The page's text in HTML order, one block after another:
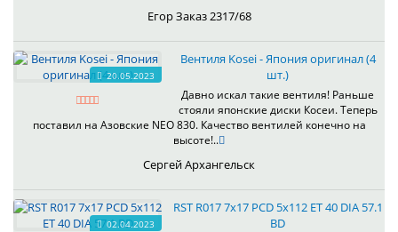
Егор Заказ 2317/68
20.05.2023
Вентиля Kosei - Япония оригинал (4
шт.)
Давно искал такие вентиля! Раньше
стояли японские диски Косеи. Теперь
поставил на Азовские NEO 830. Качество вентилей конечно на
высоте!..
Сергей Архангельск
02.04.2023
RST R017 7x17 PCD 5x112 ET 40 DIA 57.1
BD